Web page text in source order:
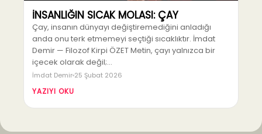
İNSANLIĞIN SICAK MOLASI: ÇAY
Çay, insanın dünyayı değiştiremediğini anladığı
anda onu terk etmemeyi seçtiği sıcaklıktır. İmdat
Demir — Filozof Kirpi ÖZET Metin, çayı yalnızca bir
içecek olarak değil;…
İmdat Demir 25 Şubat 2026
YAZIYI OKU